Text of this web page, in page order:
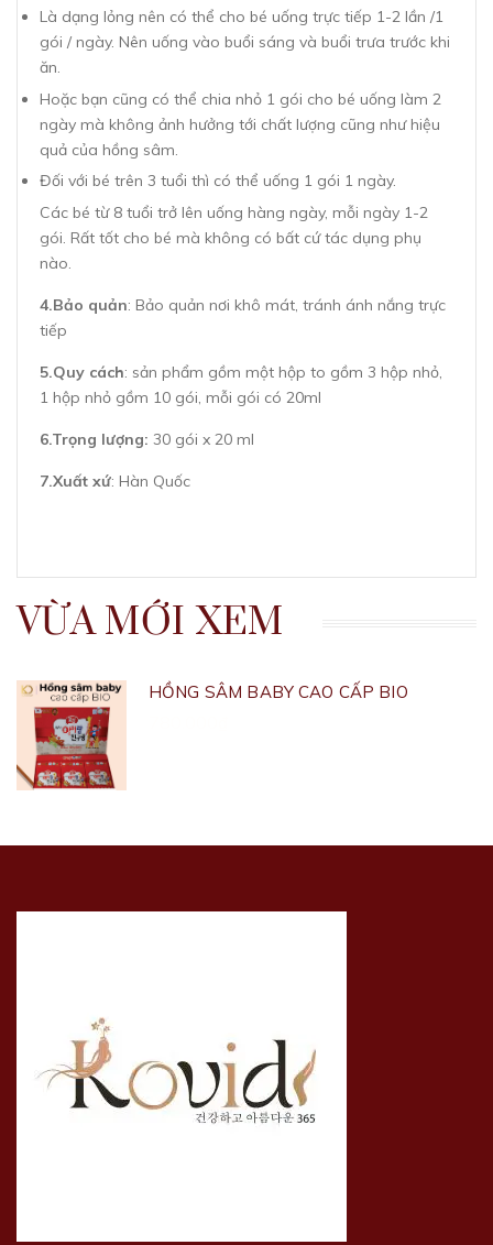
Là dạng lỏng nên có thể cho bé uống trực tiếp 1-2 lần /1
gói / ngày. Nên uống vào buổi sáng và buổi trưa trước khi
ăn.
Hoặc bạn cũng có thể chia nhỏ 1 gói cho bé uống làm 2
ngày mà không ảnh hưởng tới chất lượng cũng như hiệu
quả của hồng sâm.
Đối với bé trên 3 tuổi thì có thể uống 1 gói 1 ngày.
Các bé từ 8 tuổi trở lên uống hàng ngày, mỗi ngày 1-2
gói. Rất tốt cho bé mà không có bất cứ tác dụng phụ
nào.
4.Bảo quản: Bảo quản nơi khô mát, tránh ánh nắng trực
tiếp
5.Quy cách: sản phẩm gồm một hộp to gồm 3 hộp nhỏ,
1 hộp nhỏ gồm 10 gói, mỗi gói có 20ml
6.Trọng lượng: 30 gói x 20 ml
7.Xuất xứ: Hàn Quốc
VỪA MỚI XEM
HỒNG SÂM BABY CAO CẤP BIO